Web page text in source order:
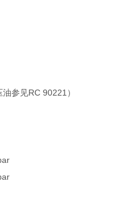
参见RC 90221）